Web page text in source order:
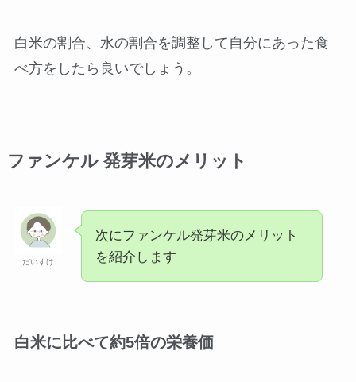
白米の割合、水の割合を調整して自分にあった食
べ方をしたら良いでしょう。
ファンケル 発芽米のメリット
だいすけ
次にファンケル発芽米のメリット
を紹介します
白米に比べて約5倍の栄養価